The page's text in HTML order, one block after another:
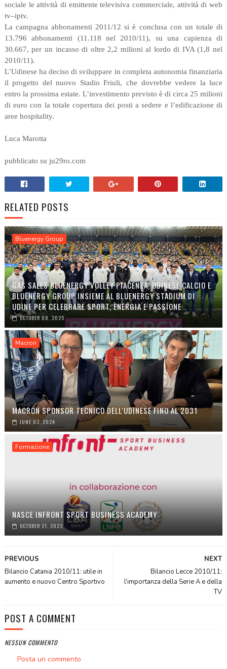
sociale le attività di emittente televisiva commerciale, attività di web
tv–iptv.
La campagna abbonamenti 2011/12 si è conclusa con un totale di
13.796 abbonamenti (11.118 nel 2010/11), su una capienza di
30.667, per un incasso di oltre 2,2 milioni al lordo di IVA (1,8 nel
2010/11).
L’Udinese ha deciso di sviluppare in completa autonomia finanziaria
il progetto del nuovo Stadio Friuli, che dovrebbe vedere la luce
entro la prossima estate. L’investimento previsto è di circa 25 milioni
di euro con la totale copertura dei posti a sedere e l’edificazione di
aree hospitality.
Luca Marotta
pubblicato su ju29ro.com
RELATED POSTS
Bluenergy Group
GAS SALES BLUENERGY VOLLEY PIACENZA, UDINESE CALCIO E
BLUENERGY GROUP INSIEME AL BLUENERGY STADIUM DI
UDINE PER CELEBRARE SPORT, ENERGIA E PASSIONE
OCTOBER 08, 2025
Macron
MACRON SPONSOR TECNICO DELL'UDINESE FINO AL 2031
JUNE 03, 2024
Formazione
NASCE INFRONT SPORT BUSINESS ACADEMY
OCTOBER 21, 2023
NEXT
Bilancio Lecce 2010/11:
l’importanza della Serie A e della
TV
PREVIOUS
Bilancio Catania 2010/11: utile in
aumento e nuovo Centro Sportivo
POST A COMMENT
NESSUN COMMENTO
Posta un commento